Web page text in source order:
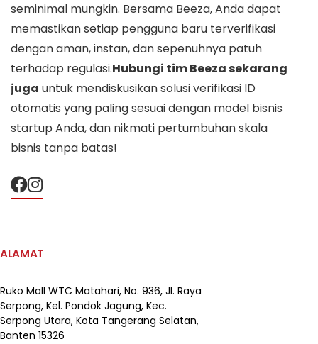
seminimal mungkin. Bersama Beeza, Anda dapat
memastikan setiap pengguna baru terverifikasi
dengan aman, instan, dan sepenuhnya patuh
terhadap regulasi.Hubungi tim Beeza sekarang
juga untuk mendiskusikan solusi verifikasi ID
otomatis yang paling sesuai dengan model bisnis
startup Anda, dan nikmati pertumbuhan skala
bisnis tanpa batas!
ALAMAT
Ruko Mall WTC Matahari, No. 936, Jl. Raya
Serpong, Kel. Pondok Jagung, Kec.
Serpong Utara, Kota Tangerang Selatan,
Banten 15326